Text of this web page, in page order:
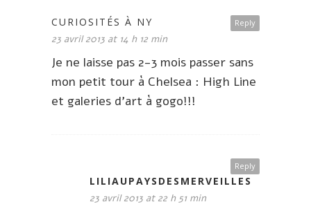
Reply
CURIOSITÉS À NY
23 avril 2013 at 14 h 12 min
Je ne laisse pas 2-3 mois passer sans
mon petit tour à Chelsea : High Line
et galeries d’art à gogo!!!
Reply
LILIAUPAYSDESMERVEILLES
23 avril 2013 at 22 h 51 min